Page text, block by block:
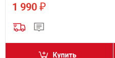
1 990 ₽
Купить